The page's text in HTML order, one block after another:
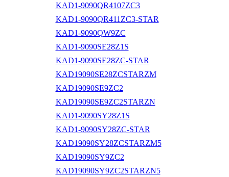
KAD1-9090QR4107ZC3
KAD1-9090QR411ZC3-STAR
KAD1-9090QW9ZC
KAD1-9090SE28Z1S
KAD1-9090SE28ZC-STAR
KAD19090SE28ZCSTARZM
KAD19090SE9ZC2
KAD19090SE9ZC2STARZN
KAD1-9090SY28Z1S
KAD1-9090SY28ZC-STAR
KAD19090SY28ZCSTARZM5
KAD19090SY9ZC2
KAD19090SY9ZC2STARZN5